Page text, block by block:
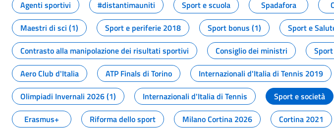
Agenti sportivi
#distantimauniti Sport e scuola Spadafora
Maestri di sci (1)
Sport e periferie 2018 Sport bonus (1) Sport e
Contrasto alla manipolazione dei risultati sportivi
Consiglio dei ministri
Aero Club d'Italia
ATP Finals di Torino Internazionali d'Italia di Tennis 2019
Olimpiadi Invernali 2026 (1)
Internazionali d'Italia di Tennis Sport e società
Erasmus+
Riforma dello sport Milano Cortina 2026 Cortina 2021